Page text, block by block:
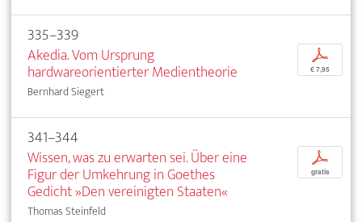
335–339
Akedia. Vom Ursprung
hardwareorientierter Medientheorie
Bernhard Siegert
p
€ 7,95
341–344
Wissen, was zu erwarten sei. Über eine
Figur der Umkehrung in Goethes
Gedicht »Den vereinigten Staaten«
Thomas Steinfeld
p
gratis